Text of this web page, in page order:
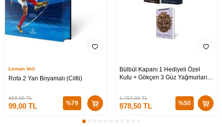
Leman Veli
Rota 2 Yan Boyamalı (Ciltli)
469,00TL
99,00 TL %79
Bülbül Kapanı 1 Hediyeli Özel
Kutu + Gökçen 3 Güz Yağmurları
1.757,00TL
878,50TL %50